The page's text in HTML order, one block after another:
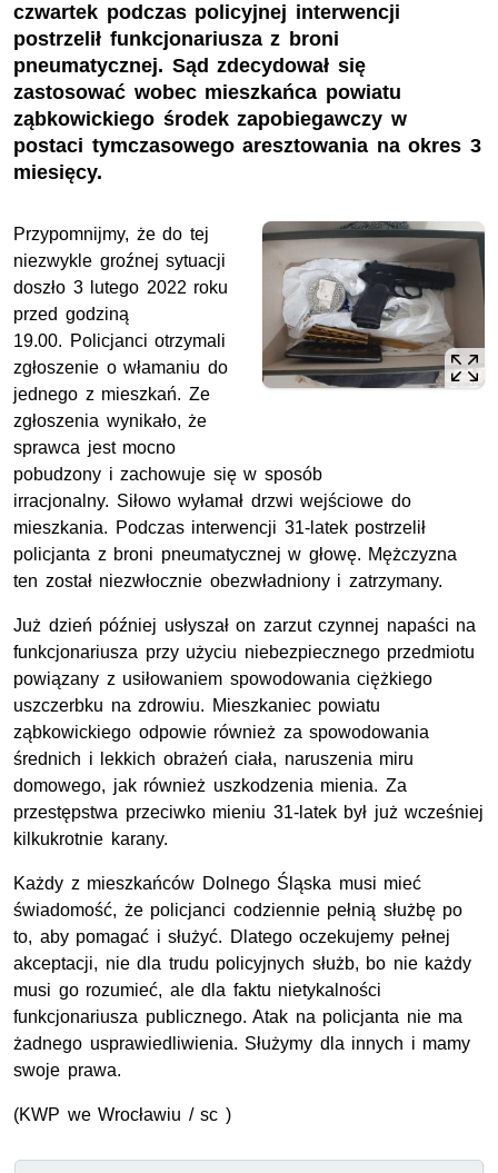
czwartek podczas policyjnej interwencji
postrzelił funkcjonariusza z broni
pneumatycznej. Sąd zdecydował się
zastosować wobec mieszkańca powiatu
ząbkowickiego środek zapobiegawczy w
postaci tymczasowego aresztowania na okres 3
miesięcy.
Przypomnijmy, że do tej
niezwykle groźnej sytuacji
doszło 3 lutego 2022 roku
przed godziną
19.00. Policjanci otrzymali
zgłoszenie o włamaniu do
jednego z mieszkań. Ze
zgłoszenia wynikało, że
sprawca jest mocno
pobudzony i zachowuje się w sposób
irracjonalny. Siłowo wyłamał drzwi wejściowe do
mieszkania. Podczas interwencji 31-latek postrzelił
policjanta z broni pneumatycznej w głowę. Mężczyzna
ten został niezwłocznie obezwładniony i zatrzymany.
Już dzień później usłyszał on zarzut czynnej napaści na
funkcjonariusza przy użyciu niebezpiecznego przedmiotu
powiązany z usiłowaniem spowodowania ciężkiego
uszczerbku na zdrowiu. Mieszkaniec powiatu
ząbkowickiego odpowie również za spowodowania
średnich i lekkich obrażeń ciała, naruszenia miru
domowego, jak również uszkodzenia mienia. Za
przestępstwa przeciwko mieniu 31-latek był już wcześniej
kilkukrotnie karany.
Każdy z mieszkańców Dolnego Śląska musi mieć
świadomość, że policjanci codziennie pełnią służbę po
to, aby pomagać i służyć. Dlatego oczekujemy pełnej
akceptacji, nie dla trudu policyjnych służb, bo nie każdy
musi go rozumieć, ale dla faktu nietykalności
funkcjonariusza publicznego. Atak na policjanta nie ma
żadnego usprawiedliwienia. Służymy dla innych i mamy
swoje prawa.
(KWP we Wrocławiu / sc )